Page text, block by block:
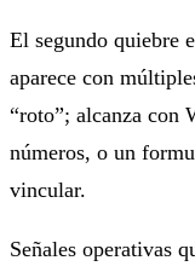
El segundo quiebre
aparece con
“roto”; alcanza con
números, o un
vincular.
Señales operativas